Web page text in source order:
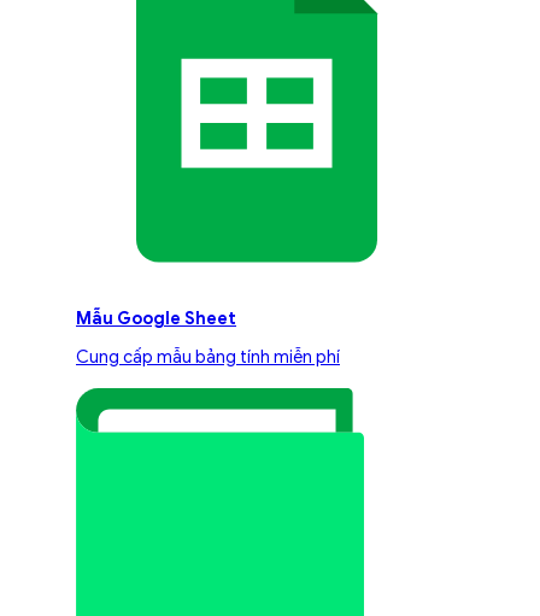
Mẫu Google Sheet
Cung cấp mẫu bảng tính miễn phí